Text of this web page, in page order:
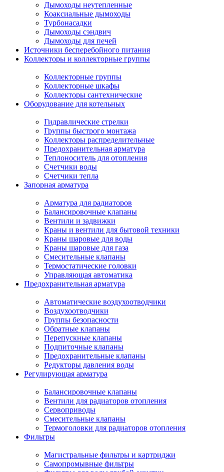
Дымоходы неутепленные
Коаксиальные дымоходы
Турбонасадки
Дымоходы сэндвич
Дымоходы для печей
Источники бесперебойного питания
Коллекторы и коллекторные группы
Коллекторные группы
Коллекторные шкафы
Коллекторы сантехнические
Оборудование для котельных
Гидравлические стрелки
Группы быстрого монтажа
Коллекторы распределительные
Предохранительная арматура
Теплоноситель для отопления
Счетчики воды
Счетчики тепла
Запорная арматура
Арматура для радиаторов
Балансировочные клапаны
Вентили и задвижки
Краны и вентили для бытовой техники
Краны шаровые для воды
Краны шаровые для газа
Смесительные клапаны
Термостатические головки
Управляющая автоматика
Предохранительная арматура
Автоматические воздухоотводчики
Воздухоотводчики
Группы безопасности
Обратные клапаны
Перепускные клапаны
Подпиточные клапаны
Предохранительные клапаны
Редукторы давления воды
Регулирующая арматура
Балансировочные клапаны
Вентили для радиаторов отопления
Сервоприводы
Смесительные клапаны
Термоголовки для радиаторов отопления
Фильтры
Магистральные фильтры и картриджи
Самопромывные фильтры